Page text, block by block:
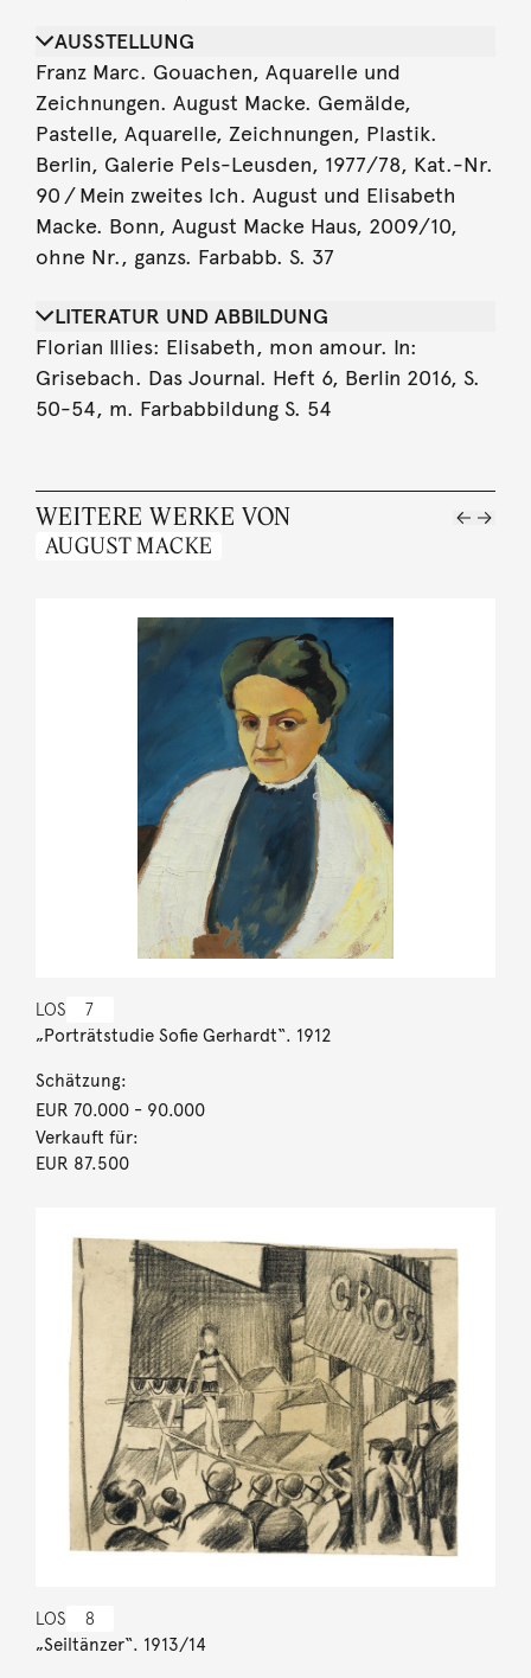
AUSSTELLUNG
Franz Marc. Gouachen, Aquarelle und
Zeichnungen. August Macke. Gemälde,
Pastelle, Aquarelle, Zeichnungen, Plastik.
Berlin, Galerie Pels-Leusden, 1977/78, Kat.-Nr.
90 / Mein zweites Ich. August und Elisabeth
Macke. Bonn, August Macke Haus, 2009/10,
ohne Nr., ganzs. Farbabb. S. 37
LITERATUR UND ABBILDUNG
Florian Illies: Elisabeth, mon amour. In:
Grisebach. Das Journal. Heft 6, Berlin 2016, S.
50-54, m. Farbabbildung S. 54
WEITERE WERKE VON
AUGUST MACKE
LOS 7
„Porträtstudie Sofie Gerhardt“. 1912
Schätzung:
EUR 70.000- 90.000
Verkauft für:
EUR 87.500
LOS 8
„Seiltänzer“. 1913/14